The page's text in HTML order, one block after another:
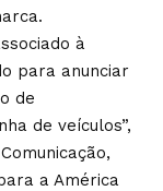
à
para anunciar
de
de veículos”,
a América